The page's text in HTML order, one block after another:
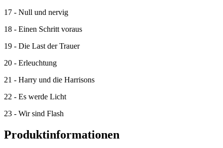
17 - Null und nervig
18 - Einen Schritt voraus
19 - Die Last der Trauer
20 - Erleuchtung
21 - Harry und die Harrisons
22 - Es werde Licht
23 - Wir sind Flash
Produktinformationen